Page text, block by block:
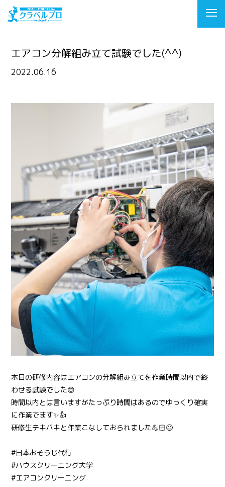
エアコン分解組み立て試験でした(^^)
2022.06.16
本日の研修内容はエアコンの分解組み立てを作業時間以内で終
わせる試験でした😊
時間以内とは言いますがたっぷり時間はあるのでゆっくり確実
に作業でます✨👍
研修生テキパキと作業こなしておられました💪🏻😊
#日本おそうじ代行
#ハウスクリーニング大学
#エアコンクリーニング